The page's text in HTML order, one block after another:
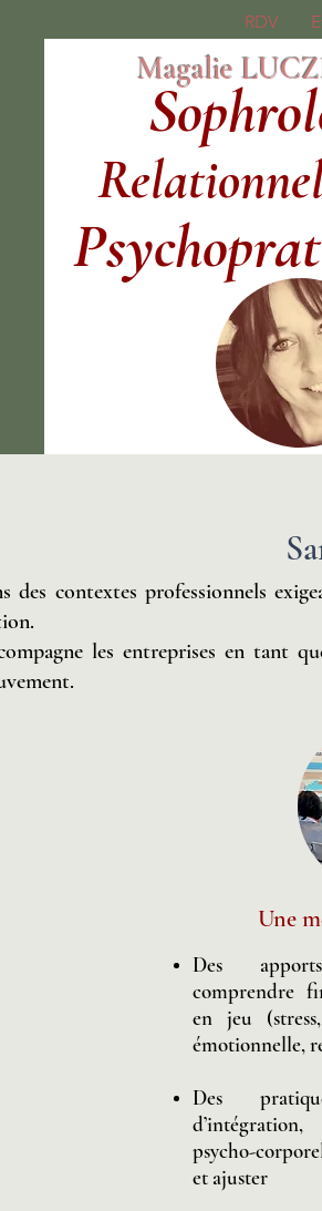
Magalie
RDV
des contextes professionnels
les entreprises en tant
Une
Des
comprendre
en jeu
émotionnelle,
Des
psycho-
et ajuster